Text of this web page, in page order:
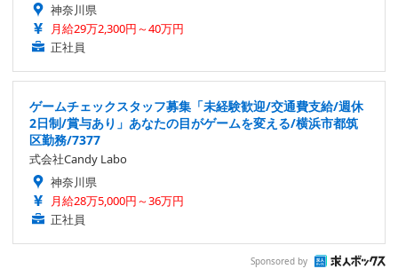
神奈川県
月給29万2,300円～40万円
正社員
ゲームチェックスタッフ募集「未経験歓迎/交通費支給/週休
2日制/賞与あり」あなたの目がゲームを変える/横浜市都筑
区勤務/7377
式会社Candy Labo
神奈川県
月給28万5,000円～36万円
正社員
Sponsored by